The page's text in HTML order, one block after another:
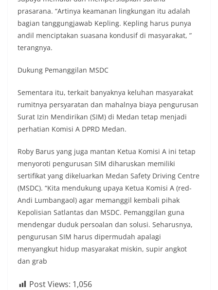
prasarana. “Artinya keamanan lingkungan itu adalah
bagian tanggungjawab Kepling. Kepling harus punya
andil menciptakan suasana kondusif di masyarakat, ”
terangnya.
Dukung Pemanggilan MSDC
Sementara itu, terkait banyaknya keluhan masyarakat
rumitnya persyaratan dan mahalnya biaya pengurusan
Surat Izin Mendirikan (SIM) di Medan tetap menjadi
perhatian Komisi A DPRD Medan.
Roby Barus yang juga mantan Ketua Komisi A ini tetap
menyoroti pengurusan SIM diharuskan memiliki
sertifikat yang dikeluarkan Medan Safety Driving Centre
(MSDC). “Kita mendukung upaya Ketua Komisi A (red-
Andi Lumbangaol) agar memanggil kembali pihak
Kepolisian Satlantas dan MSDC. Pemanggilan guna
mendengar duduk persoalan dan solusi. Seharusnya,
pengurusan SIM harus dipermudah apalagi
menyangkut hidup masyarakat miskin, supir angkot
dan grab
Post Views: 1,056